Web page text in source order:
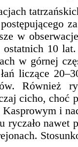
w
10 lat.
w górnej
liczące
Również
cicho, choć
i
ryczało nawet